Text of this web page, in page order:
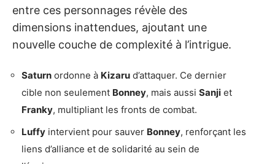
entre ces personnages révèle des
dimensions inattendues, ajoutant une
nouvelle couche de complexité à l’intrigue.
Saturn ordonne à Kizaru d’attaquer. Ce dernier
cible non seulement Bonney, mais aussi Sanji et
Franky, multipliant les fronts de combat.
Luffy intervient pour sauver Bonney, renforçant les
liens d’alliance et de solidarité au sein de